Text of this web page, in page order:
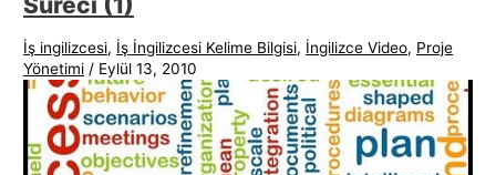
İş ingilizcesi, İş İngilizcesi Kelime Bilgisi, İngilizce Video, Proje
Yönetimi / Eylül 13, 2010